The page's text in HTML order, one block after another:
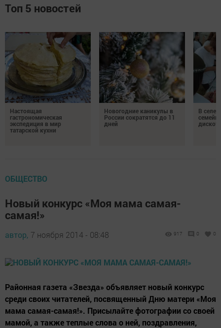
Топ 5 новостей
Настоящая
гастрономическая
экспедиция в мир
татарской кухни
Новогодние каникулы в
России сократятся до 11
дней
В селе
ОБЩЕСТВО
Новый конкурс «Моя мама самая-
самая!»
автор, 7 ноября 2014 - 08:48 917 0 0
Районная газета «Звезда» объявляет новый конкурс
среди своих читателей, посвященный Дню матери «Моя
мама самая-самая!». Присылайте фотографии со своей
мамой, а также теплые слова о ней, поздравления,